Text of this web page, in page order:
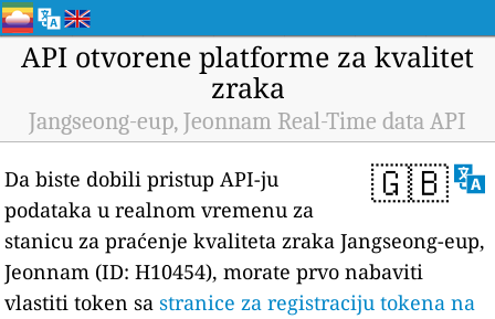
API otvorene platforme za kvalitet
zraka
Jangseong-eup, Jeonnam Real-Time data API
🇬🇧
Da biste dobili pristup API-ju
podataka u realnom vremenu za
stanicu za praćenje kvaliteta zraka Jangseong-eup,
Jeonnam (ID: H10454), morate prvo nabaviti
vlastiti token sastranice za registraciju tokena na